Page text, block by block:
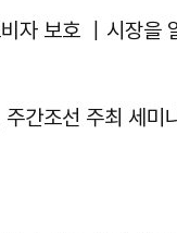
자 보호 ｜시장을
간조선 주최 세미